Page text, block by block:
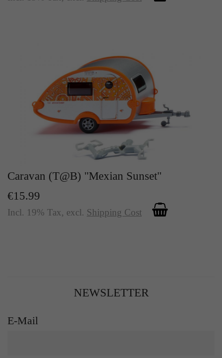
Caravan (T@B) "Mexian Sunset"
€15.99
Incl. 19% Tax, excl. Shipping Cost
NEWSLETTER
E-Mail